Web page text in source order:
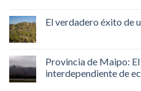
El verdadero éxito de
Provincia de Maipo:
interdependiente de